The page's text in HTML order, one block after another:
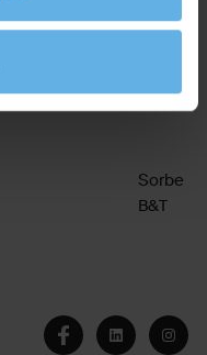
Sorbe
B&T